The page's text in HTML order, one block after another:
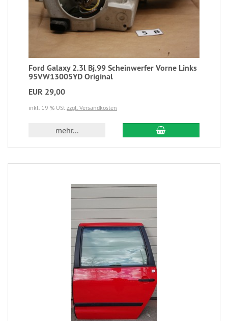
Ford Galaxy 2.3l Bj.99 Scheinwerfer Vorne Links
95VW13005YD Original
EUR 29,00
inkl. 19 % USt zzgl. Versandkosten
mehr...